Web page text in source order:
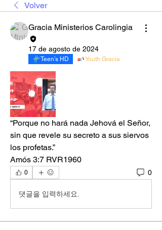
Volver
Gracia Ministerios Carolingia
17 de agosto de 2024
Teen’s HD Youth Gracia
“Porque no hará nada Jehová el Señor,
sin que revele su secreto a sus siervos
los profetas.”
‭‭Amós‬ ‭3‬:‭7‬ ‭RVR1960‬‬
0 0
댓글을 입력하세요.